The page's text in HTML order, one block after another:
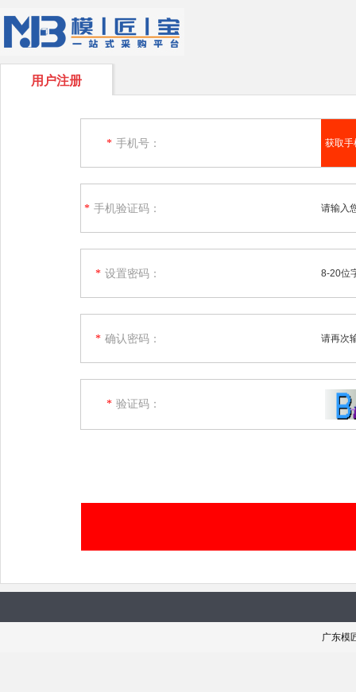
用户注册
* 手机号： 获取手
* 手机验证码： 请输入
* 设置密码： 8-20位
* 确认密码： 请再次
* 验证码：
广东模